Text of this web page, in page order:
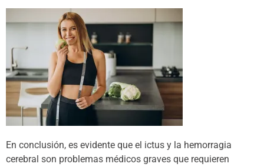
En conclusión, es evidente que el ictus y la hemorragia
cerebral son problemas médicos graves que requieren